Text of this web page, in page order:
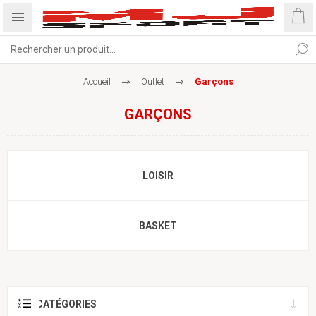
Accueil Outlet Garçons
GARÇONS
LOISIR
BASKET
CATÉGORIES